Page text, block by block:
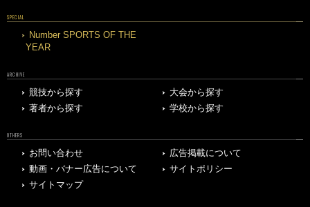
SPECIAL
Number SPORTS OF THE
YEAR
ARCHIVE
競技から探す
大会から探す
著者から探す
学校から探す
OTHERS
お問い合わせ
広告掲載について
動画・バナー広告について
サイトポリシー
サイトマップ